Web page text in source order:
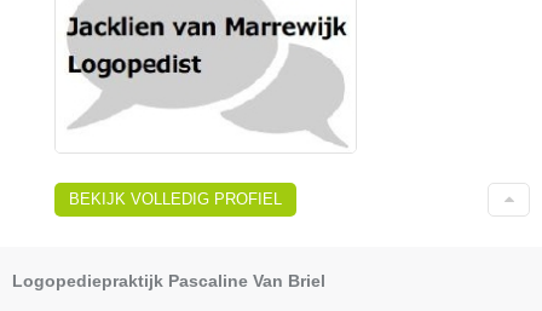
BEKIJK VOLLEDIG PROFIEL
Logopediepraktijk Pascaline Van Briel